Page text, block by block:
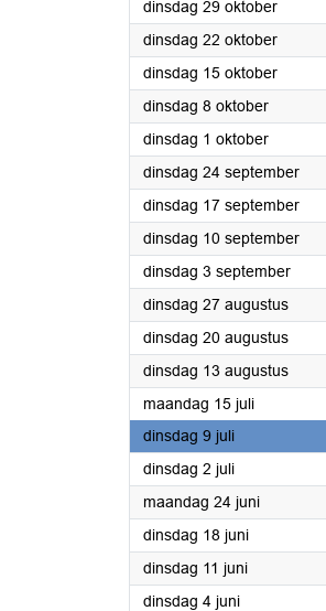
dinsdag 29 oktober2024
dinsdag 22 oktober2024
dinsdag 15 oktober2024
dinsdag 8 oktober2024
dinsdag 1 oktober2024
dinsdag 24 september2024
dinsdag 17 september2024
dinsdag 10 september2024
dinsdag 3 september2024
dinsdag 27 augustus2024
dinsdag 20 augustus2024
dinsdag 13 augustus2024
maandag 15 juli2024
dinsdag 9 juli2024
dinsdag 2 juli2024
maandag 24 juni2024
dinsdag 18 juni2024
dinsdag 11 juni2024
dinsdag 4 juni2024